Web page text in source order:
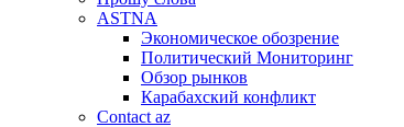
ASTNA
Экономическое обозрение
Политический Мониторинг
Обзор рынков
Карабахский конфликт
Contact az